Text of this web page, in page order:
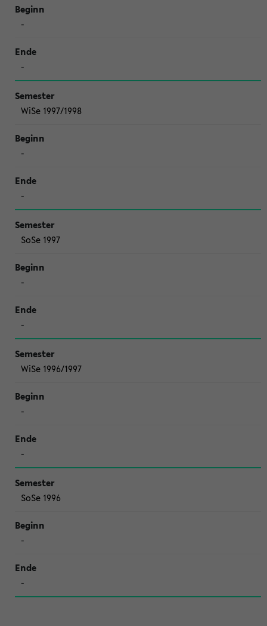
-
-
WiSe 1997/1998
-
-
SoSe 1997
-
-
WiSe 1996/1997
-
-
SoSe 1996
-
-